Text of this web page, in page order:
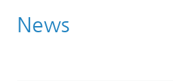
News